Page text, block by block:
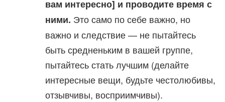
вам интересно] и проводите время с
ними. Это само по себе важно, но
важно и следствие — не пытайтесь
быть средненьким в вашей группе,
пытайтесь стать лучшим (делайте
интересные вещи, будьте честолюбивы,
отзывчивы, восприимчивы).